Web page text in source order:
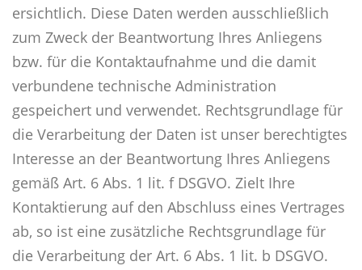
ersichtlich. Diese Daten werden ausschließlich
zum Zweck der Beantwortung Ihres Anliegens
bzw. für die Kontaktaufnahme und die damit
verbundene technische Administration
gespeichert und verwendet. Rechtsgrundlage für
die Verarbeitung der Daten ist unser berechtigtes
Interesse an der Beantwortung Ihres Anliegens
gemäß Art. 6 Abs. 1 lit. f DSGVO. Zielt Ihre
Kontaktierung auf den Abschluss eines Vertrages
ab, so ist eine zusätzliche Rechtsgrundlage für
die Verarbeitung der Art. 6 Abs. 1 lit. b DSGVO.